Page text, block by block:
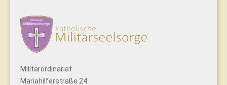
Militärordinariat
Mariahilferstraße 24